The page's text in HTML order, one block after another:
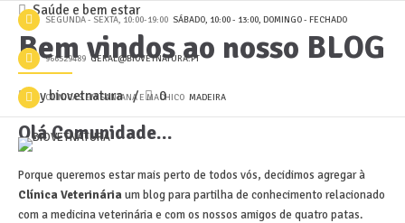
SEGUNDA - SEXTA, 10:00-19:00 SÁBADO, 10:00 - 13:00, DOMINGO - FECHADO
966529489 GERAL@BIOVETNATURA.PT
CLÍNICAS EM SANTANA E MACHICO MADEIRA
Saúde e bem estar
Bem vindos ao nosso BLOG
by biovetnatura 0
Olá Comunidade…
Porque queremos estar mais perto de todos vós, decidimos agregar à
Clínica Veterináriaum blog para partilha de conhecimento relacionado
com a medicina veterinária e com os nossos amigos de quatro patas.